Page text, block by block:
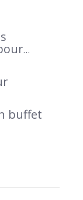
Le Petit
buffet